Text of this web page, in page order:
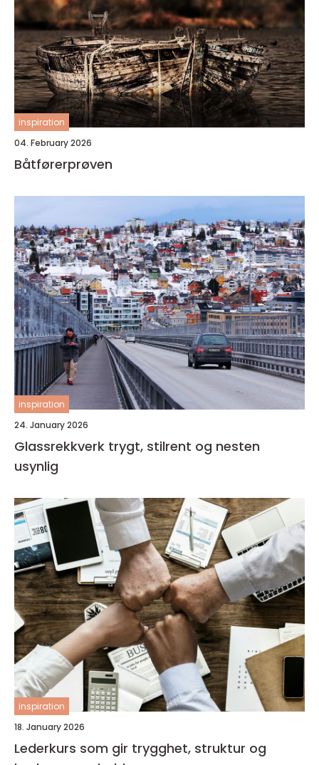
inspiration
04. February 2026
Båtførerprøven
inspiration
24. January 2026
Glassrekkverk trygt, stilrent og nesten
usynlig
inspiration
18. January 2026
Lederkurs som gir trygghet, struktur og